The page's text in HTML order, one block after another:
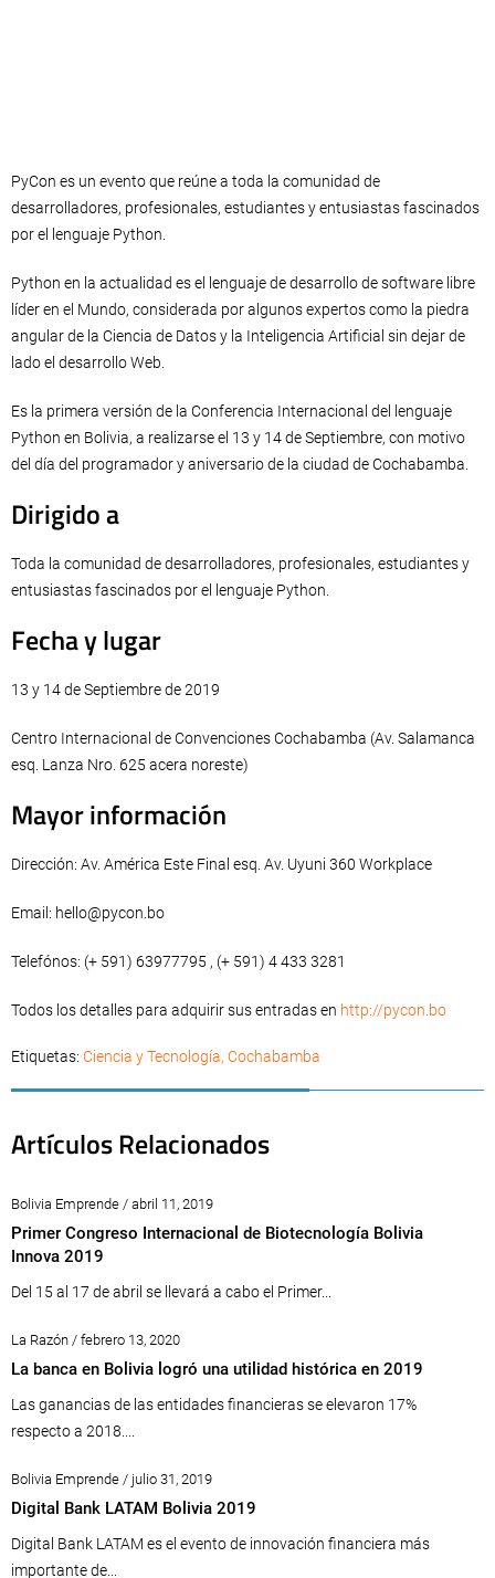
PyCon es un evento que reúne a toda la comunidad de
desarrolladores, profesionales, estudiantes y entusiastas fascinados
por el lenguaje Python.
Python en la actualidad es el lenguaje de desarrollo de software libre
líder en el Mundo, considerada por algunos expertos como la piedra
angular de la Ciencia de Datos y la Inteligencia Artificial sin dejar de
lado el desarrollo Web.
Es la primera versión de la Conferencia Internacional del lenguaje
Python en Bolivia, a realizarse el 13 y 14 de Septiembre, con motivo
del día del programador y aniversario de la ciudad de Cochabamba.
Dirigido a
Toda la comunidad de desarrolladores, profesionales, estudiantes y
entusiastas fascinados por el lenguaje Python.
Fecha y lugar
13 y 14 de Septiembre de 2019
Centro Internacional de Convenciones Cochabamba (Av. Salamanca
esq. Lanza Nro. 625 acera noreste)
Mayor información
Dirección: Av. América Este Final esq. Av. Uyuni 360 Workplace
Email: hello@pycon.bo
Telefónos: (+ 591) 63977795 , (+ 591) 4 433 3281
Todos los detalles para adquirir sus entradas en http://pycon.bo
Etiquetas: Ciencia y Tecnología, Cochabamba
Artículos Relacionados
Bolivia Emprende / abril 11, 2019
Primer Congreso Internacional de Biotecnología Bolivia
Innova 2019
Del 15 al 17 de abril se llevará a cabo el Primer...
La Razón / febrero 13, 2020
La banca en Bolivia logró una utilidad histórica en 2019
Las ganancias de las entidades financieras se elevaron 17%
respecto a 2018....
Bolivia Emprende / julio 31, 2019
Digital Bank LATAM Bolivia 2019
Digital Bank LATAM es el evento de innovación financiera más
importante de...